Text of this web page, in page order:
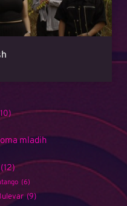
mladih
(12)
(6)
(9)